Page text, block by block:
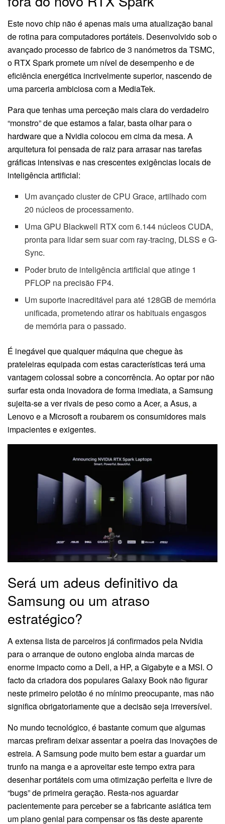
Este novo chip não é apenas mais uma atualização banal
de rotina para computadores portáteis. Desenvolvido sob o
avançado processo de fabrico de 3 nanómetros da TSMC,
o RTX Spark promete um nível de desempenho e de
eficiência energética incrivelmente superior, nascendo de
uma parceria ambiciosa com a MediaTek.
Para que tenhas uma perceção mais clara do verdadeiro
“monstro” de que estamos a falar, basta olhar para o
hardware que a Nvidia colocou em cima da mesa. A
arquitetura foi pensada de raiz para arrasar nas tarefas
gráficas intensivas e nas crescentes exigências locais de
inteligência artificial:
Um avançado cluster de CPU Grace, artilhado com
20 núcleos de processamento.
Uma GPU Blackwell RTX com 6.144 núcleos CUDA,
pronta para lidar sem suar com ray-tracing, DLSS e G-
Sync.
Poder bruto de inteligência artificial que atinge 1
PFLOP na precisão FP4.
Um suporte inacreditável para até 128GB de memória
unificada, prometendo atirar os habituais engasgos
de memória para o passado.
É inegável que qualquer máquina que chegue às
prateleiras equipada com estas características terá uma
vantagem colossal sobre a concorrência. Ao optar por não
surfar esta onda inovadora de forma imediata, a Samsung
sujeita-se a ver rivais de peso como a Acer, a Asus, a
Lenovo e a Microsoft a roubarem os consumidores mais
impacientes e exigentes.
Será um adeus definitivo da
Samsung ou um atraso
estratégico?
A extensa lista de parceiros já confirmados pela Nvidia
para o arranque de outono engloba ainda marcas de
enorme impacto como a Dell, a HP, a Gigabyte e a MSI. O
facto da criadora dos populares Galaxy Book não figurar
neste primeiro pelotão é no mínimo preocupante, mas não
significa obrigatoriamente que a decisão seja irreversível.
No mundo tecnológico, é bastante comum que algumas
marcas prefiram deixar assentar a poeira das inovações de
estreia. A Samsung pode muito bem estar a guardar um
trunfo na manga e a aproveitar este tempo extra para
desenhar portáteis com uma otimização perfeita e livre de
“bugs” de primeira geração. Resta-nos aguardar
pacientemente para perceber se a fabricante asiática tem
um plano genial para compensar os fãs deste aparente